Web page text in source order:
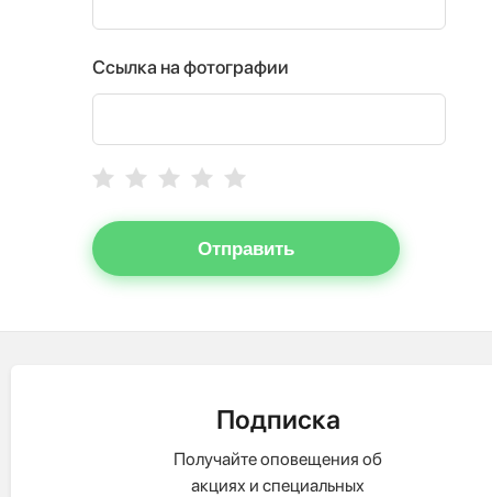
Ссылка на фотографии
Отправить
Подписка
Получайте оповещения об
акциях и специальных